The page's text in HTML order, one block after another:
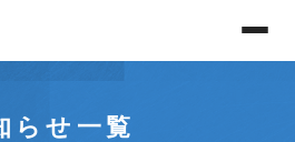
らせ一覧